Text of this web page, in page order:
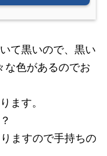
て黒いので、黒い
な色があるのでお
ます。
ますので手持ちの